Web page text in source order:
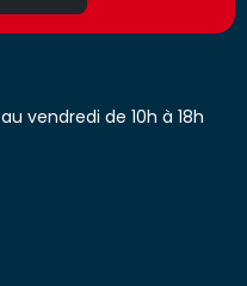
vendredi de 10h à 18h